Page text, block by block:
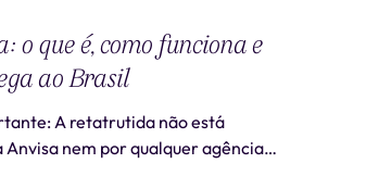
o que é, como funciona e
ao Brasil
A retatrutida não está
Anvisa nem por qualquer agência